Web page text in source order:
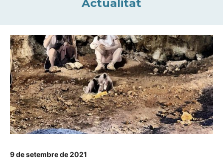
Actualitat
9 de setembre de 2021